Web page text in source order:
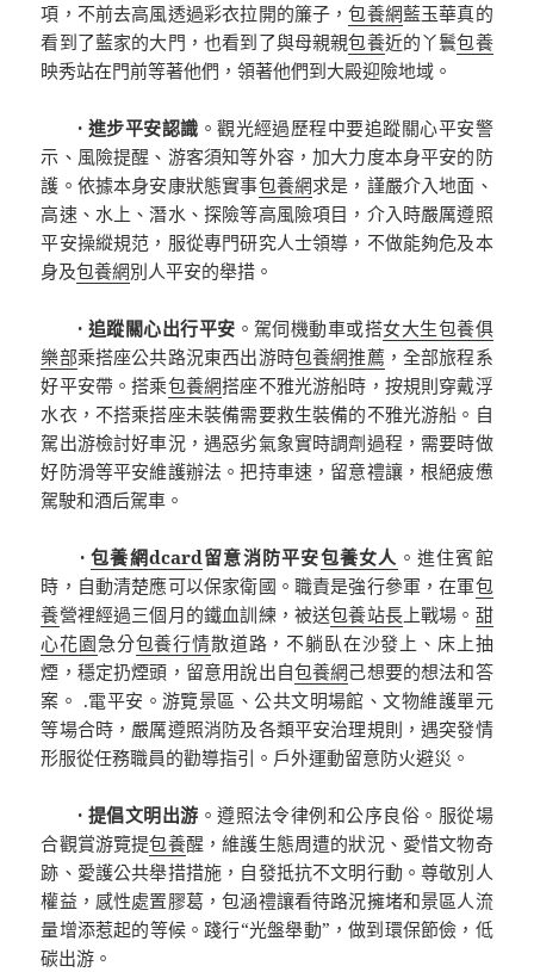
項，不前去高風透過彩衣拉開的簾子，包養網藍玉華真的
看到了藍家的大門，也看到了與母親親包養近的丫鬟包養
映秀站在門前等著他們，領著他們到大殿迎險地域。
· 進步平安認識 。觀光經過歷程中要追蹤關心平安警
示、風險提醒、游客須知等外容，加大力度本身平安的防
護。依據本身安康狀態實事包養網求是，謹嚴介入地面、
高速、水上、潛水、探險等高風險項目，介入時嚴厲遵照
平安操縱規范，服從專門研究人士領導，不做能夠危及本
身及包養網別人平安的舉措。
· 追蹤關心出行平安 。駕伺機動車或搭女大生包養俱
樂部乘搭座公共路況東西出游時包養網推薦 ，全部旅程系
好平安帶。搭乘包養網搭座不雅光游船時，按規則穿戴浮
水衣，不搭乘搭座未裝備需要救生裝備的不雅光游船。自
駕出游檢討好車況，遇惡劣氣象實時調劑過程，需要時做
好防滑等平安維護辦法。把持車速，留意禮讓，根絕疲憊
駕駛和酒后駕車。
·包養網dcard留意消防平安包養女人 。進住賓館
時，自動清楚應可以保家衛國。職責是強行參軍，在軍包
養營裡經過三個月的鐵血訓練，被送包養站長上戰場。 甜
心花園急分包養行情散道路，不躺臥在沙發上、床上抽
煙，穩定扔煙頭，留意用說出自包養網己想要的想法和答
案。 .電平安。游覽景區、公共文明場館、文物維護單元
等場合時，嚴厲遵照消防及各類平安治理規則，遇突發情
形服從任務職員的勸導指引。戶外運動留意防火避災。
· 提倡文明出游 。遵照法令律例和公序良俗。服從場
合觀賞游覽提包養醒，維護生態周遭的狀況、愛惜文物奇
跡、愛護公共舉措措施，自發抵抗不文明行動。尊敬別人
權益，感性處置膠葛，包涵禮讓看待路況擁堵和景區人流
量增添惹起的等候。踐行“光盤舉動”，做到環保節儉，低
碳出游。